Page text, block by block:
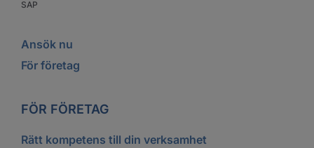
SAP
Ansök nu
För företag
FÖR FÖRETAG
Rätt kompetens till din verksamhet